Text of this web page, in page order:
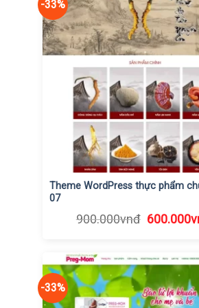
-33%
Theme WordPress thực phẩm
07
900.000vnđ Giá
600.000
-33%